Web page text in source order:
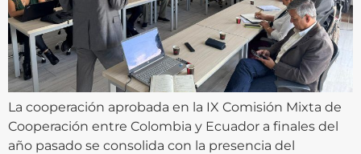
La cooperación aprobada en la IX Comisión Mixta de
Cooperación entre Colombia y Ecuador a finales del
año pasado se consolida con la presencia del